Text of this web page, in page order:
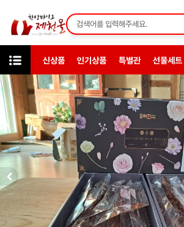
신상품 인기상품 특별관 선물세트
카테고리 한방일반제품